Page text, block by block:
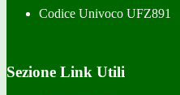
Codice Univoco UFZ891
Sezione Link Utili